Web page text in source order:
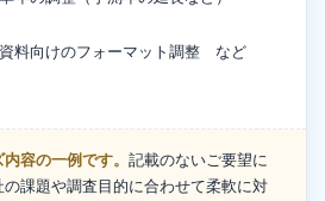
料向けのフォーマット調整 など
容の一例です。 記載のないご要望に
課題や調査目的に合わせて柔軟に対